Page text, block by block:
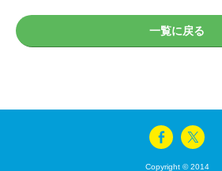
一覧に戻る
Copyright © 2014